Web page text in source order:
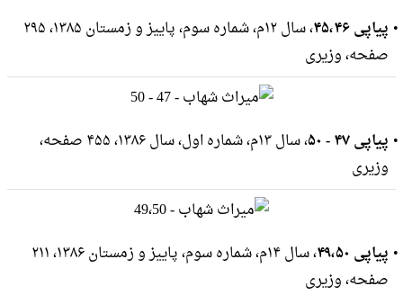
پیاپی ۴۵،۴۶
، سال ۱۲م، شماره سوم، پاییز و زمستان ۱۳۸۵، ۲۹۵
صفحه، وزيرى
پیاپی ۴۷ - ۵۰
، سال ۱۳م، شماره اول، سال ۱۳۸۶، ۴۵۵ صفحه،
وزيرى
پیاپی ۴۹،۵۰
، سال ۱۴م، شماره سوم، پاییز و زمستان ۱۳۸۶، ۲۱۱
صفحه، وزيرى